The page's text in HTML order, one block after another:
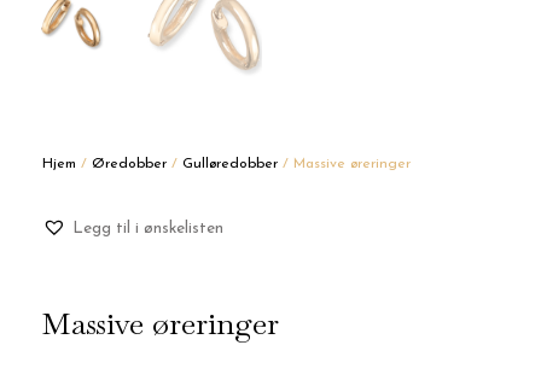
Hjem / Øredobber / Gulløredobber / Massive øreringer
Legg til i ønskelisten
Massive øreringer